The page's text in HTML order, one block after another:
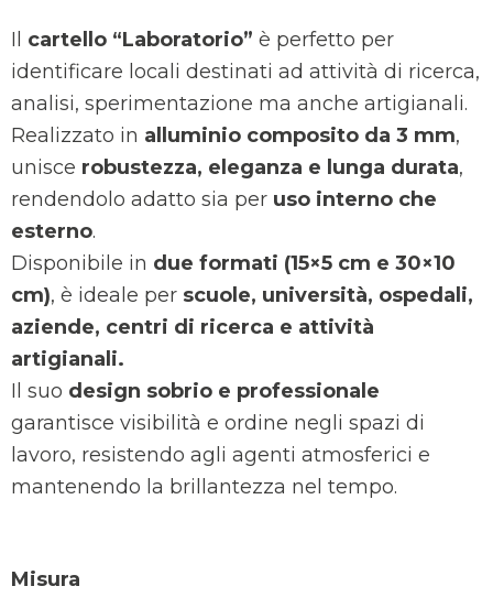
Il cartello “Laboratorio” è perfetto per
identificare locali destinati ad attività di ricerca,
analisi, sperimentazione ma anche artigianali.
Realizzato in alluminio composito da 3 mm,
unisce robustezza, eleganza e lunga durata,
rendendolo adatto sia per uso interno che
esterno.
Disponibile in due formati (15×5 cm e 30×10
cm), è ideale per scuole, università, ospedali,
aziende, centri di ricerca e attività
artigianali.
Il suo design sobrio e professionale
garantisce visibilità e ordine negli spazi di
lavoro, resistendo agli agenti atmosferici e
mantenendo la brillantezza nel tempo.
Misura